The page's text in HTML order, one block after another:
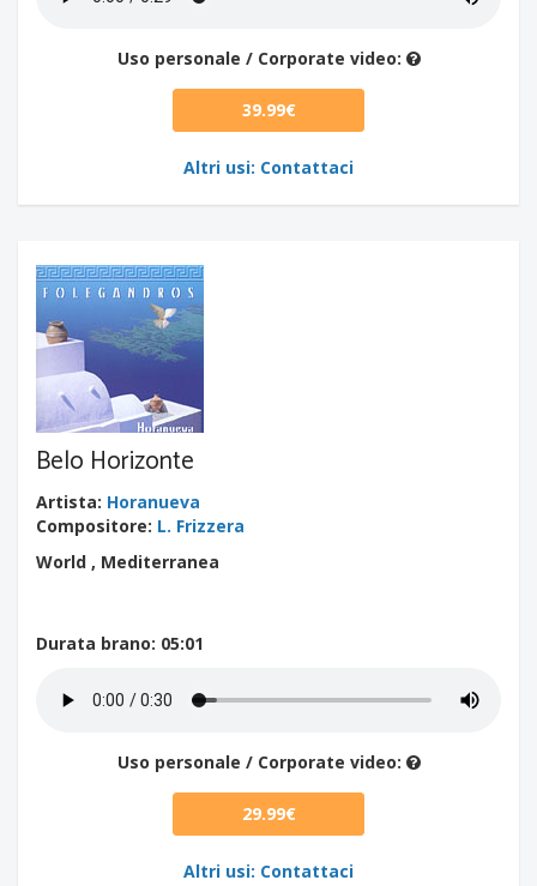
Uso personale / Corporate video:
39.99€
Altri usi: Contattaci
Belo Horizonte
Artista: Horanueva
Compositore: L. Frizzera
World , Mediterranea
Durata brano: 05:01
Uso personale / Corporate video:
29.99€
Altri usi: Contattaci